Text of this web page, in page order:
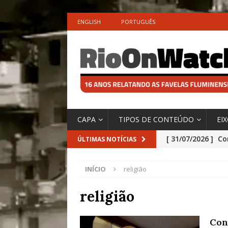
ENGLISH PORTUGUÊS
CAPA TIPOS DE CONTEÚDO
ÚLTIMAS NOTÍCIAS [ 31/07/2026 ]
Especial do
INÍCIO religião
religião